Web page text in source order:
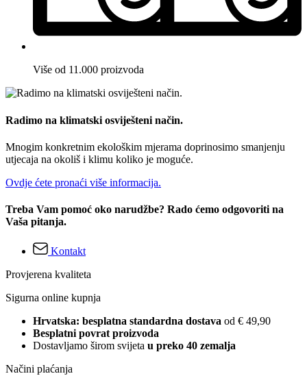
Više od 11.000 proizvoda
Radimo na klimatski osviješteni način.
Mnogim konkretnim ekološkim mjerama doprinosimo smanjenju
utjecaja na okoliš i klimu koliko je moguće.
Ovdje ćete pronaći više informacija.
Treba Vam pomoć oko narudžbe? Rado ćemo odgovoriti na
Vaša pitanja.
Kontakt
Provjerena kvaliteta
Sigurna online kupnja
Hrvatska: besplatna standardna dostava od € 49,90
Besplatni povrat proizvoda
Dostavljamo širom svijeta u preko 40 zemalja
Načini plaćanja